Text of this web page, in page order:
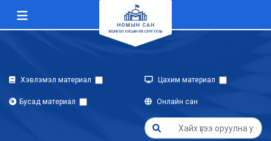
Хэвлэмэл материал Цахим материал
Бусад материал Онлайн сан